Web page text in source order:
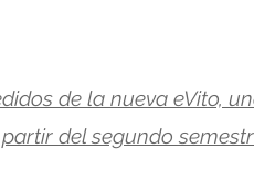
de la nueva eVito,
del segundo